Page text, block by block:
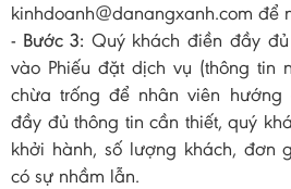
kinhdoanh@danangxanh.com để
- Bước 3: Quý khách điền đầy
vào Phiếu đặt dịch vụ (thông tin
chừa trống để nhân viên
đầy đủ thông tin cần thiết, quý
khởi hành, số lượng khách, đơn
có sự nhầm lẫn.